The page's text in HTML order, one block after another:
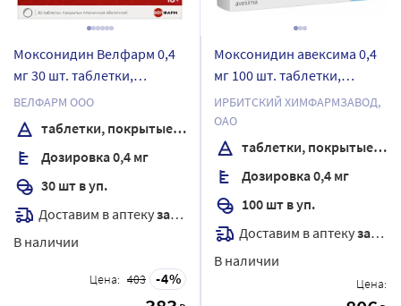
Моксонидин Велфарм 0,4
мг 30 шт. таблетки,
покрытые пленочной
оболочкой
ВЕЛФАРМ ООО
таблетки, покрытые пленочной оболочкой
Дозировка 0,4 мг
30 шт в уп.
Доставим в аптекузавтра
В наличии
Цена: 403 4
Моксонидин авексима 0,4
мг 100 шт. таблетки,
покрытые пленочной
оболочкой
ИРБИТСКИЙ ХИМФАРМЗАВОД,
ОАО
таблетки, покрытые пленочной оболочкой
Дозировка 0,4 мг
100 шт в уп.
Доставим в аптекузавтра
В наличии
Цена: